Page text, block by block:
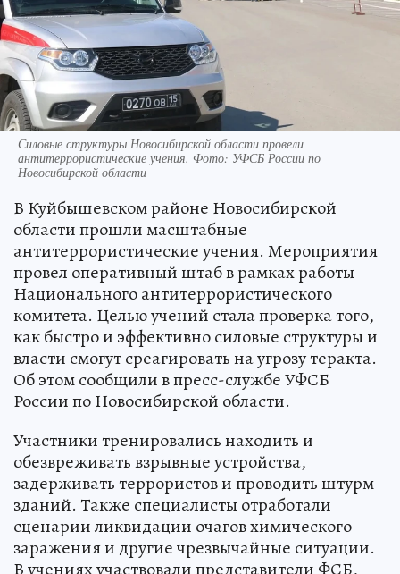
Силовые структуры Новосибирской области провели
антитеррористические учения. Фото: УФСБ России по
Новосибирской области
В Куйбышевском районе Новосибирской
области прошли масштабные
антитеррористические учения. Мероприятия
провел оперативный штаб в рамках работы
Национального антитеррористического
комитета. Целью учений стала проверка того,
как быстро и эффективно силовые структуры и
власти смогут среагировать на угрозу теракта.
Об этом сообщили в пресс-службе УФСБ
России по Новосибирской области.
Участники тренировались находить и
обезвреживать взрывные устройства,
задерживать террористов и проводить штурм
зданий. Также специалисты отработали
сценарии ликвидации очагов химического
заражения и другие чрезвычайные ситуации.
В учениях участвовали представители ФСБ,